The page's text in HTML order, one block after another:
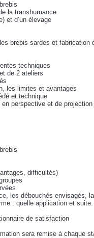
la transhumance
et d’un élevage
brebis sardes et fabrication
techniques
de 2 ateliers
les limites et avantages
et technique
perspective et de
difficultés)
les débouchés envisagés,
: quelle application et suite.
de satisfaction
sera remise à chaque